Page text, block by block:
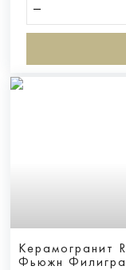
Керамогранит
Фьюжн